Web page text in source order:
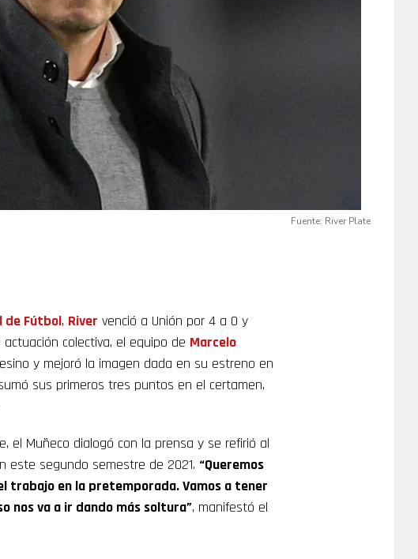
Fuente: River Plate
de Fútbol, River venció a Unión por 4 a 0 y
colectiva, el equipo de Marcelo
y mejoró la imagen dada en su estreno en
sus primeros tres puntos en el certamen,
el Muñeco dialogó con la prensa y se refirió al
este segundo semestre de 2021. “Queremos
trabajo en la pretemporada. Vamos a tener
nos va a ir dando más soltura”, manifestó el